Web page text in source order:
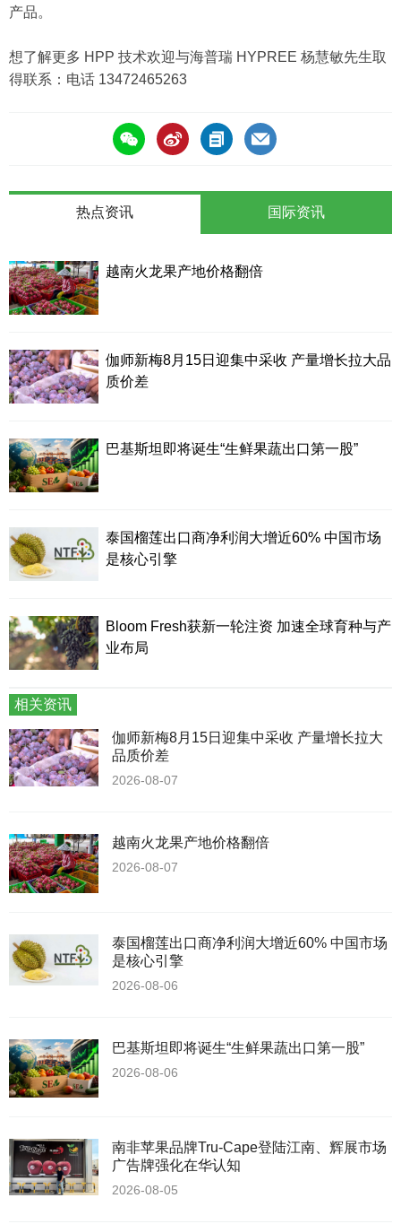
产品。
想了解更多 HPP 技术欢迎与海普瑞 HYPREE 杨慧敏先生取
得联系：电话 13472465263
热点资讯
越南火龙果产地价格翻倍
伽师新梅8月15日迎集中采收 产量增长拉大品
质价差
巴基斯坦即将诞生“生鲜果蔬出口第一股”
泰国榴莲出口商净利润大增近60% 中国市场
是核心引擎
Bloom Fresh获新一轮注资 加速全球育种与产
业布局
国际资讯
相关资讯
伽师新梅8月15日迎集中采收 产量增长拉大
品质价差
2026-08-07
越南火龙果产地价格翻倍
2026-08-07
泰国榴莲出口商净利润大增近60% 中国市场
是核心引擎
2026-08-06
巴基斯坦即将诞生“生鲜果蔬出口第一股”
2026-08-06
南非苹果品牌Tru-Cape登陆江南、辉展市场
广告牌强化在华认知
2026-08-05